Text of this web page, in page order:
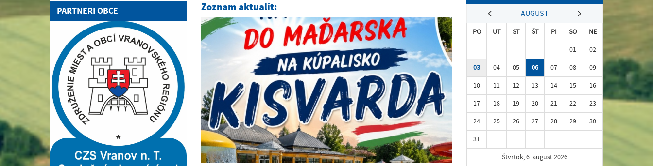
PARTNERI OBCE Zoznam aktualít:
AUGUST
PO UT ST ŠT PI SO
NE
01
02
03
04 05 06 07 08
09
10
11 12 13 14 15
16
17
18 19 20 21 22
23
24
25 26 27 28 29
30
31
Štvrtok, 6. august 2026